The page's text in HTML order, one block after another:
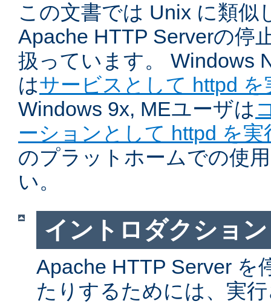
この文書では Unix に類似
Apache HTTP Serverの停
扱っています。 Windows
はサービスとして httpd を
Windows 9x, MEユーザは
ーションとして httpd を実
のプラットホームでの使
い。
イントロダクション
Apache HTTP Server を
たりするためには、実